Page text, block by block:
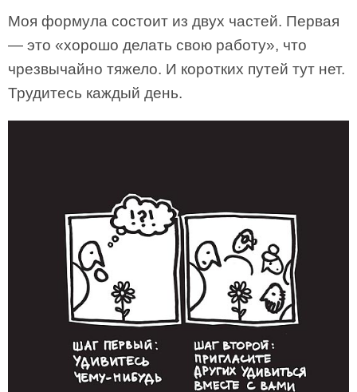
Моя формула состоит из двух частей. Первая
— это «хорошо делать свою работу», что
чрезвычайно тяжело. И коротких путей тут нет.
Трудитесь каждый день.